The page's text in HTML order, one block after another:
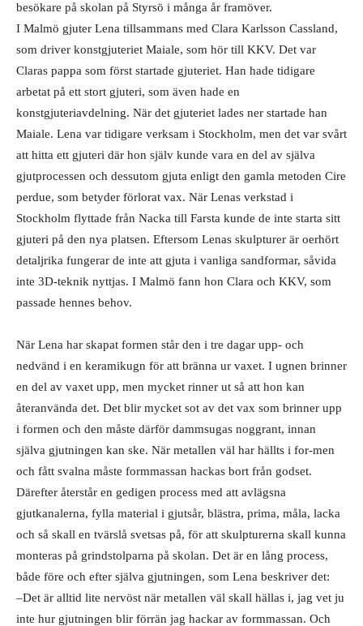
besökare på skolan på Styrsö i många år framöver.
I Malmö gjuter Lena tillsammans med Clara Karlsson Cassland,
som driver konstgjuteriet Maiale, som hör till KKV. Det var
Claras pappa som först startade gjuteriet. Han hade tidigare
arbetat på ett stort gjuteri, som även hade en
konstgjuteriavdelning. När det gjuteriet lades ner startade han
Maiale. Lena var tidigare verksam i Stockholm, men det var svårt
att hitta ett gjuteri där hon själv kunde vara en del av själva
gjutprocessen och dessutom gjuta enligt den gamla metoden Cire
perdue, som betyder förlorat vax. När Lenas verkstad i
Stockholm flyttade från Nacka till Farsta kunde de inte starta sitt
gjuteri på den nya platsen. Eftersom Lenas skulpturer är oerhört
detaljrika fungerar de inte att gjuta i vanliga sandformar, såvida
inte 3D-teknik nyttjas. I Malmö fann hon Clara och KKV, som
passade hennes behov.
När Lena har skapat formen står den i tre dagar upp- och
nedvänd i en keramikugn för att bränna ur vaxet. I ugnen brinner
en del av vaxet upp, men mycket rinner ut så att hon kan
återanvända det. Det blir mycket sot av det vax som brinner upp
i formen och den måste därför dammsugas noggrant, innan
själva gjutningen kan ske. När metallen väl har hällts i for-men
och fått svalna måste formmassan hackas bort från godset.
Därefter återstår en gedigen process med att avlägsna
gjutkanalerna, fylla material i gjutsår, blästra, prima, måla, lacka
och så skall en tvärslå svetsas på, för att skulpturerna skall kunna
monteras på grindstolparna på skolan. Det är en lång process,
både före och efter själva gjutningen, som Lena beskriver det:
–Det är alltid lite nervöst när metallen väl skall hällas i, jag vet ju
inte hur gjutningen blir förrän jag hackar av formmassan. Och